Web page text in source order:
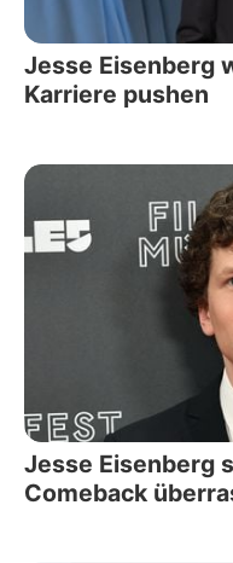
Jesse Eisenberg
Karriere pushen
Jesse Eisenberg
Comeback